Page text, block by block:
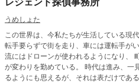
うめしょた
この世界は、今私たちが生活している現
転手要らずで街を走り、車には運転手が
流にはドローンが使われるようになり、
が変わりを勤めている。 時代は進み、一
るようにも思えるが、それは表だけであ